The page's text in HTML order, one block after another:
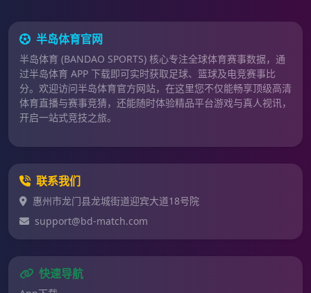
半岛体育官网
半岛体育 (BANDAO SPORTS) 核心专注全球体育赛事数据，通
过半岛体育 APP 下载即可实时获取足球、篮球及电竞赛事比
分。欢迎访问半岛体育官方网站，在这里您不仅能畅享顶级高清
体育直播与赛事竞猜，还能随时体验精品平台游戏与真人视讯，
开启一站式竞技之旅。
联系我们
惠州市龙门县龙城街道迎宾大道18号院
support@bd-match.com
快速导航